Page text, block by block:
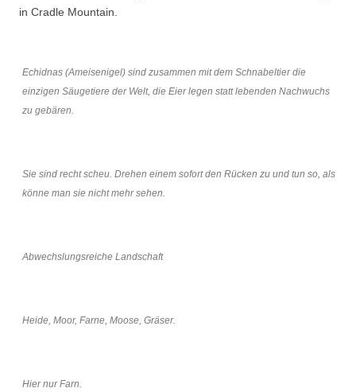
in Cradle Mountain.
Echidnas (Ameisenigel) sind zusammen mit dem Schnabeltier die
einzigen Säugetiere der Welt, die Eier legen statt lebenden Nachwuchs
zu gebären.
Sie sind recht scheu. Drehen einem sofort den Rücken zu und tun so, als
könne man sie nicht mehr sehen.
Abwechslungsreiche Landschaft
Heide, Moor, Farne, Moose, Gräser.
Hier nur Farn.